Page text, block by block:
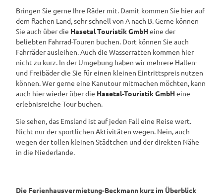
s
-
2
Bringen Sie gerne Ihre Räder mit. Damit kommen Sie hier auf
dem flachen Land, sehr schnell von A nach B. Gerne können
Sie auch über die Hasetal Touristik GmbHeine der
beliebten Fahrrad-Touren buchen. Dort können Sie auch
Fahrräder ausleihen. Auch die Wasserratten kommen hier
nicht zu kurz. In der Umgebung haben wir mehrere Hallen-
und Freibäder die Sie für einen kleinen Eintrittspreis nutzen
können. Wer gerne eine Kanutour mitmachen möchten, kann
auch hier wieder über die Hasetal-Touristik GmbHeine
erlebnisreiche Tour buchen.
Sie sehen, das Emsland ist auf jeden Fall eine Reise wert.
Nicht nur der sportlichen Aktivitäten wegen. Nein, auch
wegen der tollen kleinen Städtchen und der direkten Nähe
in die Niederlande.
Die Ferienhausvermietung-Beckmann kurz im Überblick